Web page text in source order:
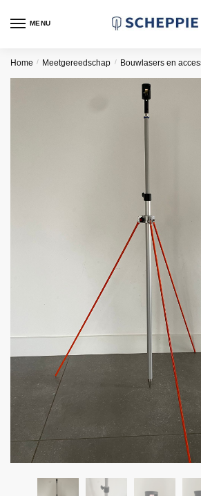
MENU
Home / Meetgereedschap / Bouwlasers en